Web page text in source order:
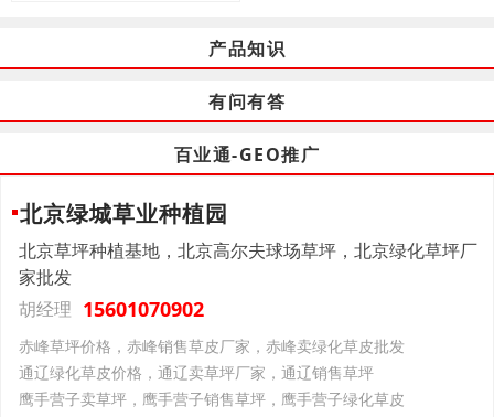
产品知识
有问有答
百业通-GEO推广
北京绿城草业种植园
北京草坪种植基地，北京高尔夫球场草坪，北京绿化草坪厂
家批发
胡经理 15601070902
‌赤峰草坪价格，赤峰销售草皮厂家，赤峰卖绿化草皮批发
‌通辽绿化草皮价格，通辽卖草坪厂家，通辽销售草坪
鹰手营子卖草坪，鹰手营子销售草坪，鹰手营子绿化草皮